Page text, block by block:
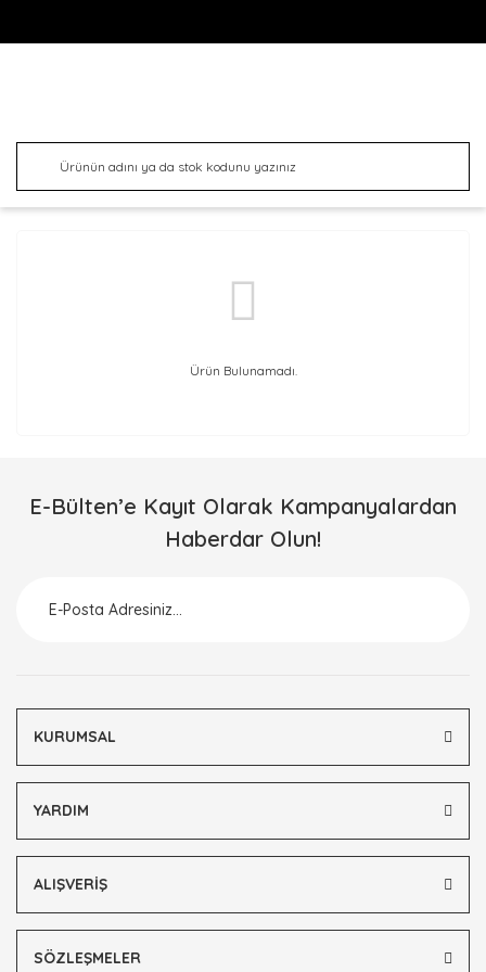
Ürün Bulunamadı.
E-Bülten’e Kayıt Olarak Kampanyalardan
Haberdar Olun!
KURUMSAL
YARDIM
ALIŞVERİŞ
SÖZLEŞMELER